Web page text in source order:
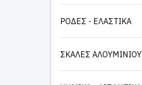
ΡΟΔΕΣ - ΕΛΑΣΤΙΚΑ
ΣΚΑΛΕΣ ΑΛΟΥΜΙΝΙΟΥ